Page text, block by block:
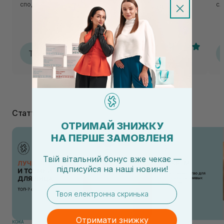
сподобалася🌸
Т Тетяна
06.07.2026, 16:51
Статті
КОЖА
ОТРИМАЙ ЗНИЖКУ
НА ПЕРШЕ ЗАМОВЛЕНЯ
Твій вітальний бонус вже чекає —
підписуйся на наші новини!
email
Отримати знижку